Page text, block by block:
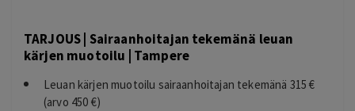
TARJOUS | Sairaanhoitajan tekemänä leuan
kärjen muotoilu | Tampere
Leuan kärjen muotoilu sairaanhoitajan tekemänä 315 €
(arvo 450 €)